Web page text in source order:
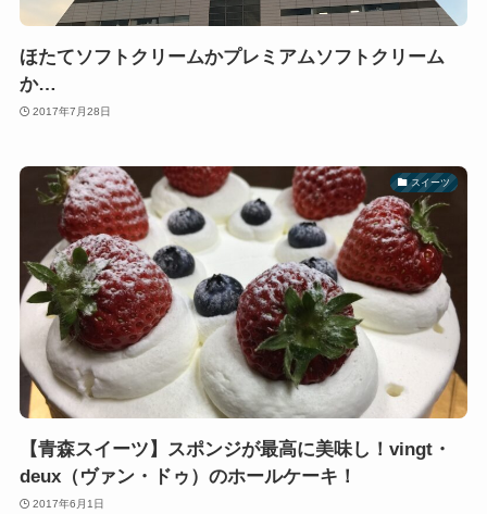
ほたてソフトクリームかプレミアムソフトクリーム
か…
2017年7月28日
スイーツ
【青森スイーツ】スポンジが最高に美味し！vingt・
deux（ヴァン・ドゥ）のホールケーキ！
2017年6月1日